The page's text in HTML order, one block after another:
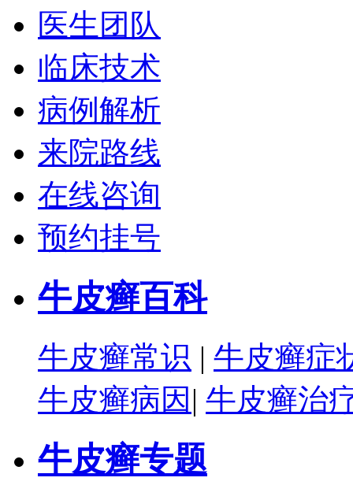
医生团队
临床技术
病例解析
来院路线
在线咨询
预约挂号
牛皮癣百科
牛皮癣常识 | 牛皮癣症
牛皮癣病因 | 牛皮癣治
牛皮癣专题